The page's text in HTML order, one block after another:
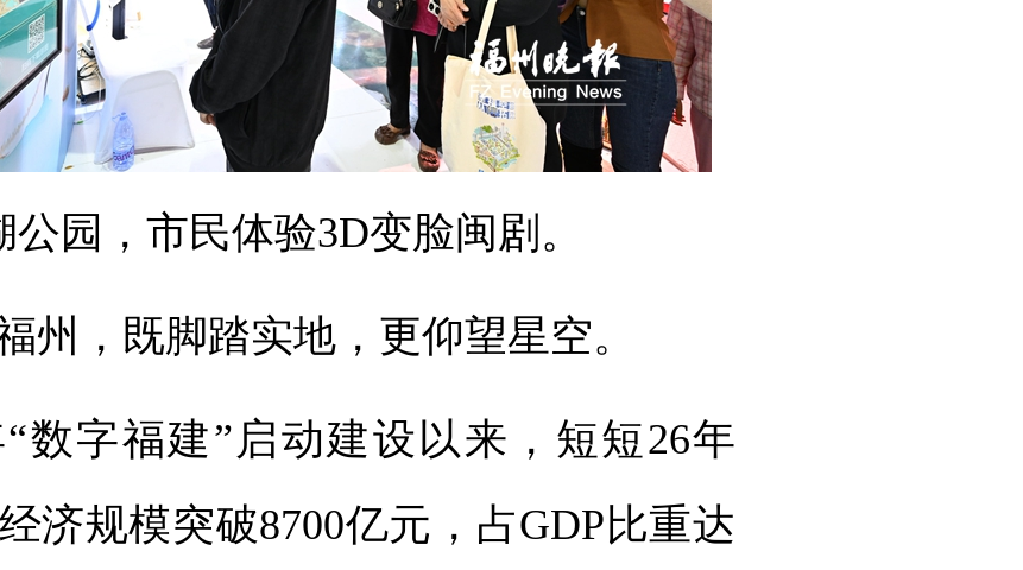
公园，市民体验3D变脸闽剧。
，既脚踏实地，更仰望星空。
字福建”启动建设以来，短短26年
济规模突破8700亿元，占GDP比重达